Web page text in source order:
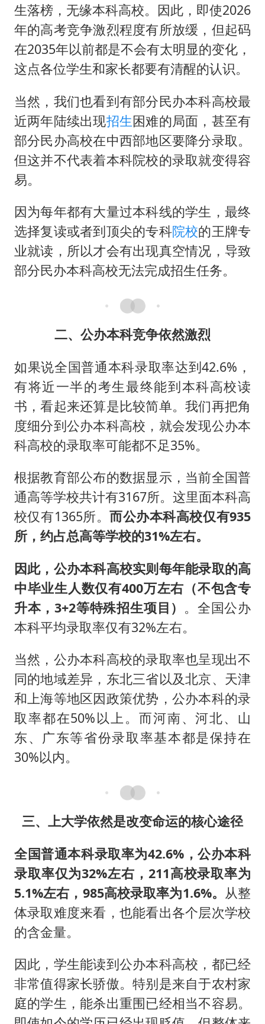
生落榜，无缘本科高校。因此，即使2026
年的高考竞争激烈程度有所放缓，但起码
在2035年以前都是不会有太明显的变化，
这点各位学生和家长都要有清醒的认识。
当然，我们也看到有部分民办本科高校最
近两年陆续出现招生困难的局面，甚至有
部分民办高校在中西部地区要降分录取。
但这并不代表着本科院校的录取就变得容
易。
因为每年都有大量过本科线的学生，最终
选择复读或者到顶尖的专科院校的王牌专
业就读，所以才会有出现真空情况，导致
部分民办本科高校无法完成招生任务。
二、公办本科竞争依然激烈
如果说全国普通本科录取率达到42.6%，
有将近一半的考生最终能到本科高校读
书，看起来还算是比较简单。我们再把角
度细分到公办本科高校，就会发现公办本
科高校的录取率可能都不足35%。
根据教育部公布的数据显示，当前全国普
通高等学校共计有3167所。这里面本科高
校仅有1365所。而公办本科高校仅有935
所，约占总高等学校的31%左右。
因此，公办本科高校实则每年能录取的高
中毕业生人数仅有400万左右（不包含专
升本，3+2等特殊招生项目） 。全国公办
本科平均录取率仅有32%左右。
当然，公办本科高校的录取率也呈现出不
同的地域差异，东北三省以及北京、天津
和上海等地区因政策优势，公办本科的录
取率都在50%以上。而河南、河北、山
东、广东等省份录取率基本都是保持在
30%以内。
三、上大学依然是改变命运的核心途径
全国普通本科录取率为42.6%，公办本科
录取率仅为32%左右，211高校录取率为
5.1%左右，985高校录取率为1.6%。 从整
体录取难度来看，也能看出各个层次学校
的含金量。
因此，学生能读到公办本科高校，都已经
非常值得家长骄傲。特别是来自于农村家
庭的学生，能杀出重围已经相当不容易。